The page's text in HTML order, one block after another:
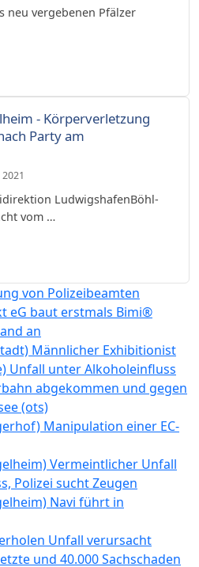
neu vergebenen Pfälzer
- Körperverletzung
Party am
LudwigshafenBöhl-
vom …
von Polizeibeamten
eG baut erstmals Bimi®
an
Männlicher Exhibitionist
Unfall unter Alkoholeinfluss
abgekommen und gegen
(ots)
Manipulation einer EC-
Vermeintlicher Unfall
Polizei sucht Zeugen
Navi führt in
Unfall verursacht
und 40.000 Sachschaden